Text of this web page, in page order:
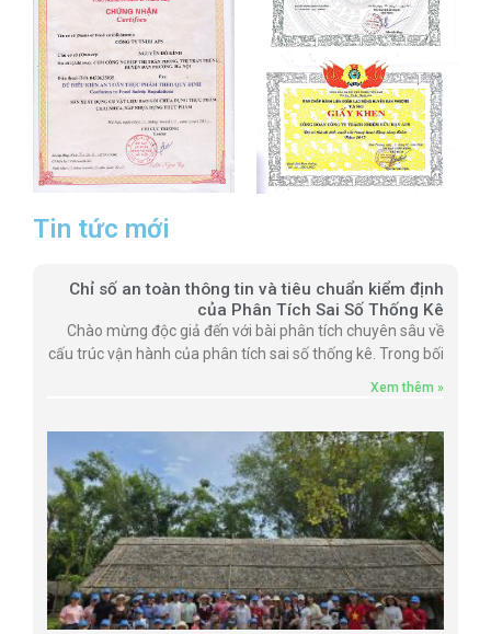
Tin tức mới
Chỉ số an toàn thông tin và tiêu chuẩn kiểm định
của Phân Tích Sai Số Thống Kê
Chào mừng độc giả đến với bài phân tích chuyên sâu về
cấu trúc vận hành của phân tích sai số thống kê. Trong bối
Xem thêm »